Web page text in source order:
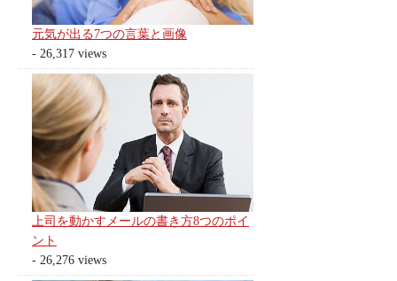
元気が出る7つの言葉と画像
- 26,317 views
上司を動かすメールの書き方8つのポイ
ント
- 26,276 views